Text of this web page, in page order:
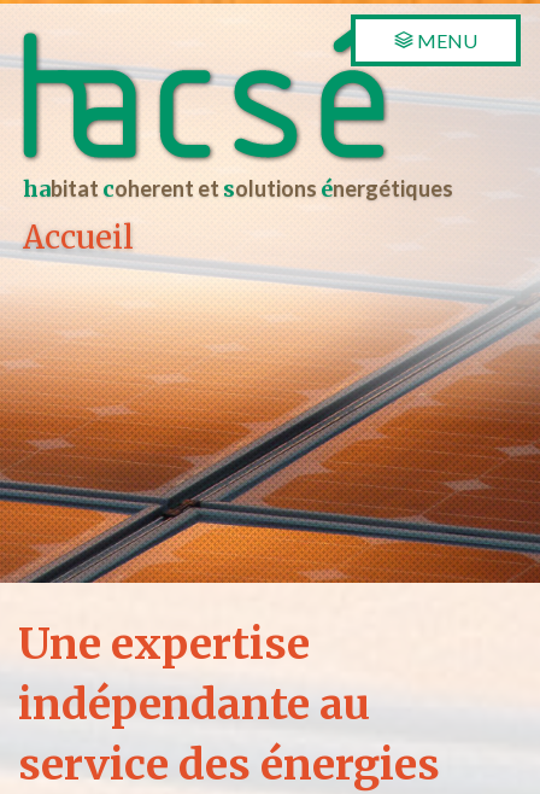
MENU
habitat coherent et solutions énergétiques
Accueil
Une expertise
indépendante au
service des énergies